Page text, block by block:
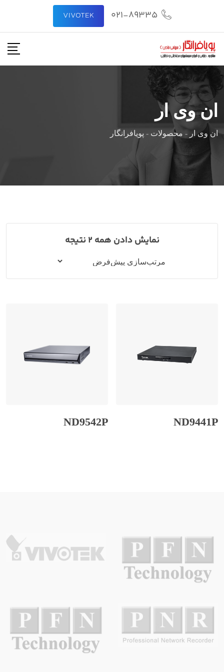
محتوا
021-89335
VIVOTEK
ان وی ار
ان وی ار - محصولات - پویافرانگار
نمایش دادن همه 2 نتیجه
ND9441P
ND9542P